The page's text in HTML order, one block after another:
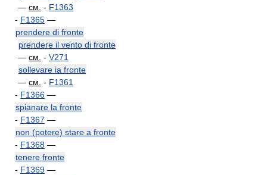
— см. - F1363
- F1365 —
prendere di fronte
prendere il vento di fronte
— см. - V271
sollevare ia fronte
— см. - F1361
- F1366 —
spianare la fronte
- F1367 —
non (potere) stare a fronte
- F1368 —
tenere fronte
- F1369 —